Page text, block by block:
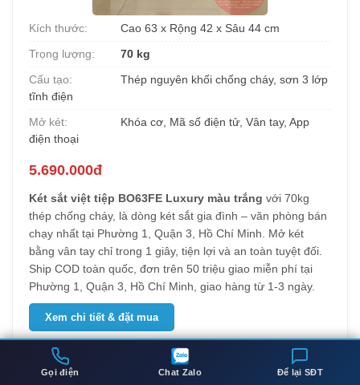
Gọi điện Chat Zalo Để lại SĐT
Kích thước:
Cao 63 x Rộng 42 x Sâu 44 cm
Trọng lượng:
70 kg
Cấu tạo:
Thép nguyên khối chống cháy, sơn 3 lớp
tĩnh điện
Mở két:
Khóa cơ, Mã số điện tử, Vân tay, App
điện thoại
5.690.000đ
Két sắt việt tiệp BO63FE Luxury màu trắng với 70kg
thép chống cháy, là dòng két sắt gia đình – văn phòng bán
chạy nhất tại Phường 1, Quận 3, Hồ Chí Minh. Mở két
bằng vân tay chỉ trong 1 giây, tiện lợi và an toàn tuyệt đối.
Ship COD toàn quốc, đơn trên 50 triệu giao miễn phí tại
Phường 1, Quận 3, Hồ Chí Minh, giao hàng từ 1-3 ngày.
Xem chi tiết & đặt mua